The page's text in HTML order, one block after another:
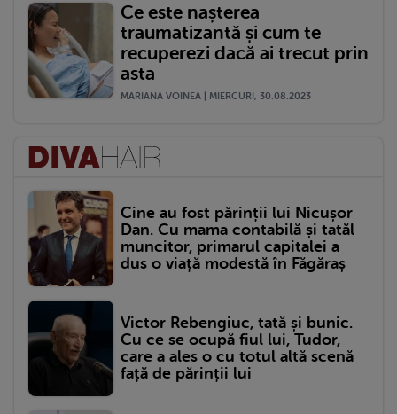
Ce este nașterea
traumatizantă și cum te
recuperezi dacă ai trecut prin
asta
MARIANA VOINEA | MIERCURI, 30.08.2023
Cine au fost părinții lui Nicușor
Dan. Cu mama contabilă și tatăl
muncitor, primarul capitalei a
dus o viață modestă în Făgăraș
Victor Rebengiuc, tată și bunic.
Cu ce se ocupă fiul lui, Tudor,
care a ales o cu totul altă scenă
față de părinții lui